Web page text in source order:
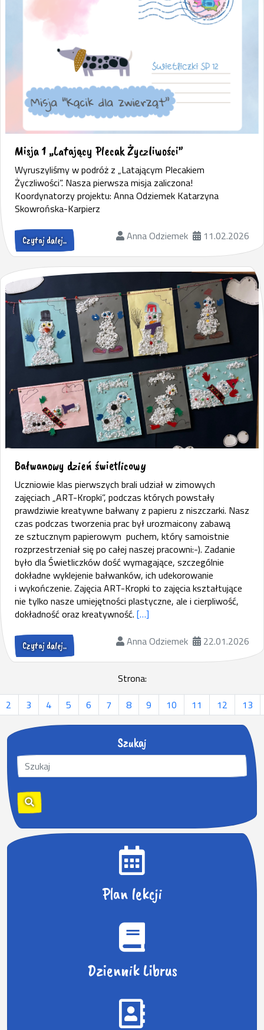
Misja 1 „Latający Plecak Życzliwości”
Wyruszyliśmy w podróż z „Latającym Plecakiem
Życzliwości”. Nasza pierwsza misja zaliczona!
Koordynatorzy projektu: Anna Odziemek Katarzyna
Skowrońska-Karpierz
Czytaj dalej.. Anna Odziemek 11.02.2026
Bałwanowy dzień świetlicowy
Uczniowie klas pierwszych brali udział w zimowych
zajęciach „ART-Kropki”, podczas których powstały
prawdziwie kreatywne bałwany z papieru z niszczarki. Nasz
czas podczas tworzenia prac był urozmaicony zabawą
ze sztucznym papierowym puchem, który samoistnie
rozprzestrzeniał się po całej naszej pracowni:-). Zadanie
było dla Świetliczków dość wymagające, szczególnie
dokładne wyklejenie bałwanków, ich udekorowanie
i wykończenie. Zajęcia ART-Kropki to zajęcia kształtujące
nie tylko nasze umiejętności plastyczne, ale i cierpliwość,
dokładność oraz kreatywność. […]
Czytaj dalej.. Anna Odziemek 22.01.2026
Strona:
2
3 4 5 6 7 8 9 10 11 12 13
Szukaj
S
z
k
a
j
:
Plan lekcji
Dziennik Librus